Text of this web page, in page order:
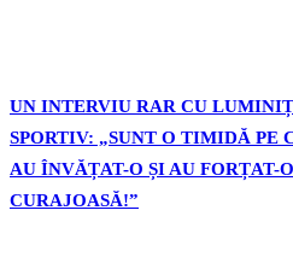
UN INTERVIU RAR CU
SPORTIV: „SUNT O TIMIDĂ PE
AU ÎNVĂȚAT-O ȘI AU FORȚAT-
CURAJOASĂ!”